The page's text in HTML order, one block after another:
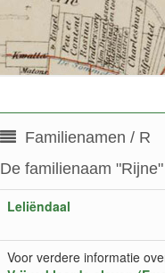
Familienamen / R
De familienaam
Leliëndaal
Voor verdere informatie